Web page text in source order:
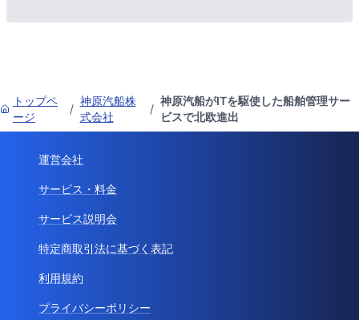
トップペ
ージ
/
神原汽船株
式会社
/
神原汽船がITを駆使した船舶管理サー
ビスで北欧進出
運営会社
サービス・料金
サービス説明会
特定商取引法に基づく表記
利用規約
プライバシーポリシー